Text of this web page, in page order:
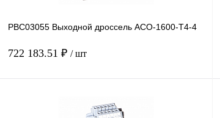
PBC03055 Выходной дроссель ACO-1600-T4-4
722 183.51 ₽ / шт